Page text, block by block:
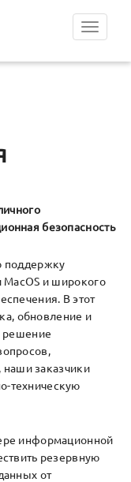
Toggle
безопасность
поддержку
и широкого
В этот
обновление и
решение
наши заказчики
техническую
информационной
резервную
от